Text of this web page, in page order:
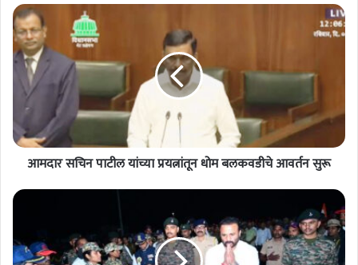
आ
म
दा
र
पा
टी
च्या
त्नां
आमदार सचिन पाटील यांच्या प्रयत्नांतून धोम बलकवडीचे आवर्तन सुरू
श
ज